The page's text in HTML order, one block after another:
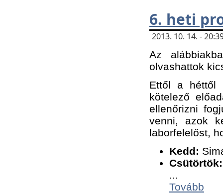
6. heti
2013. 10. 14. -
Az
olvashattok
Ettől a héttől
kötelező
ellenőrizni
venni, azok
laborfelelőst,
Kedd:
Csütörtök:
...
Tovább